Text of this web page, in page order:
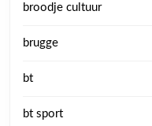
broodje cultuur
brugge
bt
bt sport